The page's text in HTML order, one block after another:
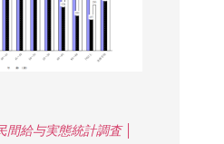
間給与実態統計調査 │